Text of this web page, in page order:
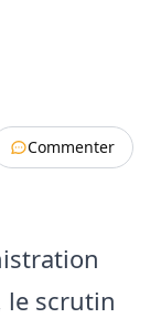
Commenter
le scrutin